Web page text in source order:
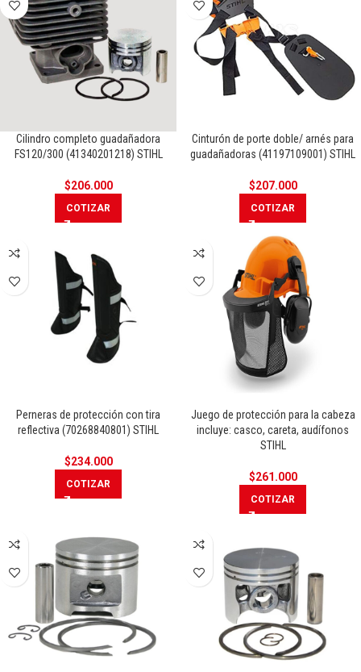
Cilindro completo guadañadora
FS120/300 (41340201218) STIHL
$206.000
COTIZAR
Cinturón de porte doble/ arnés para
guadañadoras (41197109001) STIHL
$207.000
COTIZAR
Perneras de protección con tira
reflectiva (70268840801) STIHL
$234.000
COTIZAR
Juego de protección para la cabeza
incluye: casco, careta, audífonos
STIHL
$261.000
COTIZAR